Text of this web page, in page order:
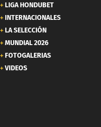
LIGA HONDUBET
INTERNACIONALES
LA SELECCIÓN
MUNDIAL 2026
FOTOGALERIAS
VIDEOS